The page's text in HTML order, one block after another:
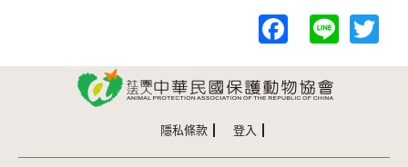
F
a
c
e
Li
n
隱私條款 登入